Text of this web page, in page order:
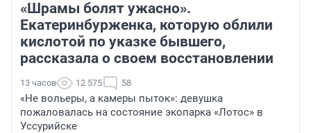
«Шрамы болят ужасно».
Екатеринбурженка, которую облили
кислотой по указке бывшего,
рассказала о своем восстановлении
13 часов 12 575 58
«Не вольеры, а камеры пыток»: девушка
пожаловалась на состояние экопарка «Лотос» в
Уссурийске